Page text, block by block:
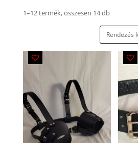
1–12 termék, összesen 14 dbLegújabb
szerint
rendezve